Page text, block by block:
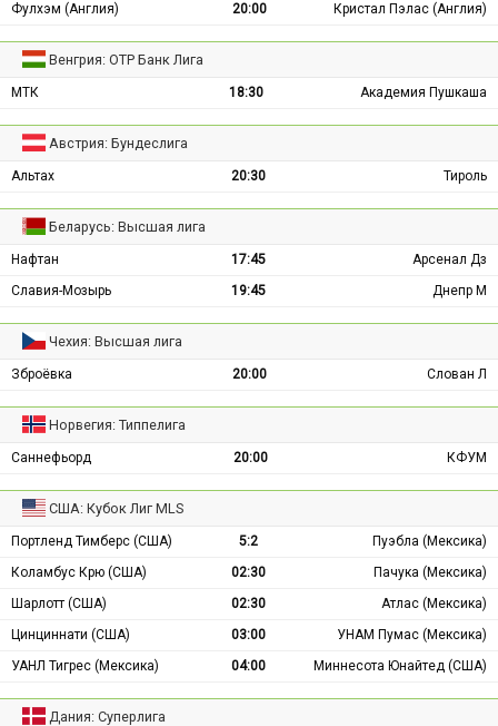
Фулхэм (Англия)
20:00 Кристал Пэлас (Англия)
Венгрия: ОТР Банк Лига
МТК 18:30 Академия Пушкаша
Австрия: Бундеслига
Альтах 20:30 Тироль
Беларусь: Высшая лига
Нафтан 17:45
Арсенал Дз
Славия-Мозырь
19:45 Днепр М
Чехия: Высшая лига
Зброёвка 20:00 Слован Л
Норвегия: Типпелига
Саннефьорд 20:00 КФУМ
США: Кубок Лиг MLS
Портленд Тимберс (США) 5:2
Пуэбла (Мексика)
Коламбус Крю (США)
02:30
Пачука (Мексика)
Шарлотт (США)
02:30
Атлас (Мексика)
Цинциннати (США)
03:00
УНАМ Пумас (Мексика)
УАНЛ Тигрес (Мексика)
04:00 Миннесота Юнайтед (США)
Дания: Суперлига